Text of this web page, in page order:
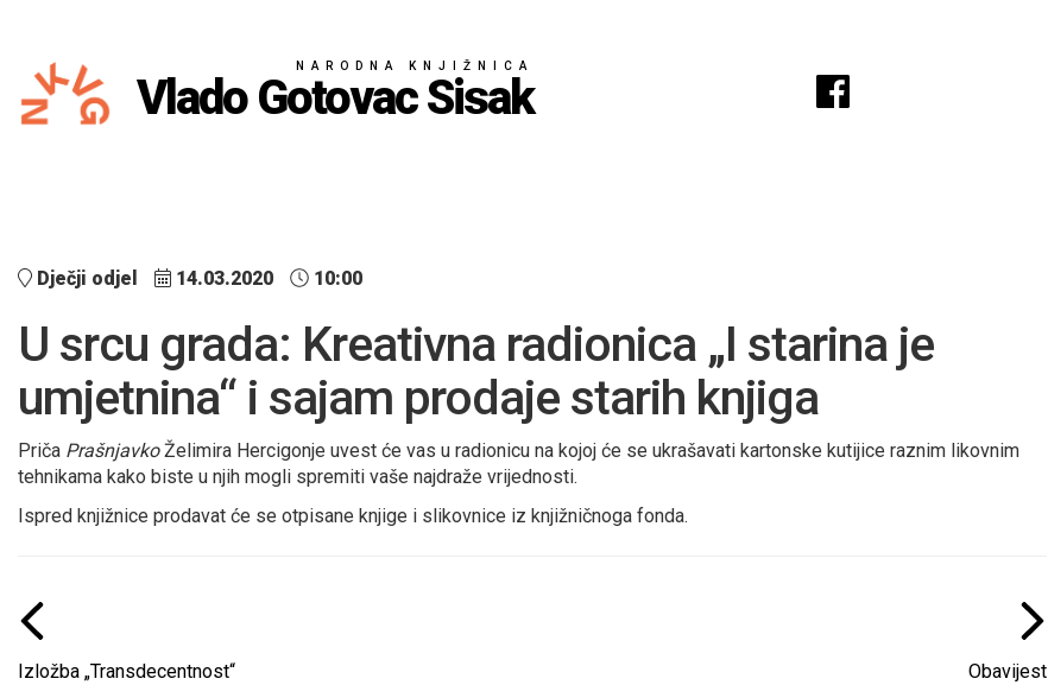
NARODNA KNJIŽNICA
Vlado Gotovac Sisak
Dječji odjel 14.03.2020 10:00
U srcu grada: Kreativna radionica „I starina je
umjetnina“ i sajam prodaje starih knjiga
Priča PrašnjavkoŽelimira Hercigonje uvest će vas u radionicu na kojoj će se ukrašavati kartonske kutijice raznim likovnim
tehnikama kako biste u njih mogli spremiti vaše najdraže vrijednosti.
Ispred knjižnice prodavat će se otpisane knjige i slikovnice iz knjižničnoga fonda.
Izložba „Transdecentnost“
Obavijest